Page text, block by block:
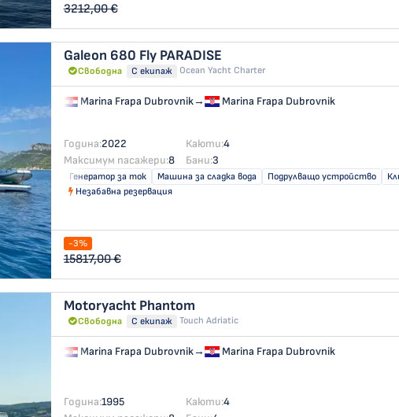
3212,00 €
Galeon 680 Fly PARADISE
Свободна С екипаж Ocean Yacht Charter
Marina Frapa Dubrovnik→ Marina Frapa Dubrovnik
Година:2022 Каюти:4
Максимум пасажери:8 Бани:3
Генератор за ток Машина за сладка вода Подрулващо устройство
Незабавна резервация
-3%
15817,00 €
Motoryacht Phantom
Свободна С екипаж Touch Adriatic
Marina Frapa Dubrovnik→ Marina Frapa Dubrovnik
Година:1995 Каюти:4